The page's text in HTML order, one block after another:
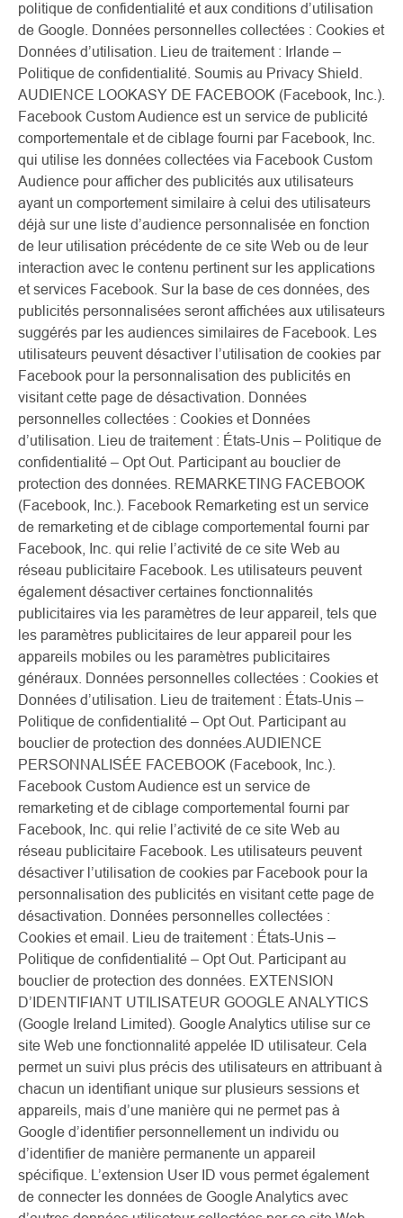
politique de confidentialité et aux conditions d’utilisation
de Google. Données personnelles collectées : Cookies et
Données d’utilisation. Lieu de traitement : Irlande –
Politique de confidentialité. Soumis au Privacy Shield.
AUDIENCE LOOKASY DE FACEBOOK (Facebook, Inc.).
Facebook Custom Audience est un service de publicité
comportementale et de ciblage fourni par Facebook, Inc.
qui utilise les données collectées via Facebook Custom
Audience pour afficher des publicités aux utilisateurs
ayant un comportement similaire à celui des utilisateurs
déjà sur une liste d’audience personnalisée en fonction
de leur utilisation précédente de ce site Web ou de leur
interaction avec le contenu pertinent sur les applications
et services Facebook. Sur la base de ces données, des
publicités personnalisées seront affichées aux utilisateurs
suggérés par les audiences similaires de Facebook. Les
utilisateurs peuvent désactiver l’utilisation de cookies par
Facebook pour la personnalisation des publicités en
visitant cette page de désactivation. Données
personnelles collectées : Cookies et Données
d’utilisation. Lieu de traitement : États-Unis – Politique de
confidentialité – Opt Out. Participant au bouclier de
protection des données. REMARKETING FACEBOOK
(Facebook, Inc.). Facebook Remarketing est un service
de remarketing et de ciblage comportemental fourni par
Facebook, Inc. qui relie l’activité de ce site Web au
réseau publicitaire Facebook. Les utilisateurs peuvent
également désactiver certaines fonctionnalités
publicitaires via les paramètres de leur appareil, tels que
les paramètres publicitaires de leur appareil pour les
appareils mobiles ou les paramètres publicitaires
généraux. Données personnelles collectées : Cookies et
Données d’utilisation. Lieu de traitement : États-Unis –
Politique de confidentialité – Opt Out. Participant au
bouclier de protection des données.AUDIENCE
PERSONNALISÉE FACEBOOK (Facebook, Inc.).
Facebook Custom Audience est un service de
remarketing et de ciblage comportemental fourni par
Facebook, Inc. qui relie l’activité de ce site Web au
réseau publicitaire Facebook. Les utilisateurs peuvent
désactiver l’utilisation de cookies par Facebook pour la
personnalisation des publicités en visitant cette page de
désactivation. Données personnelles collectées :
Cookies et email. Lieu de traitement : États-Unis –
Politique de confidentialité – Opt Out. Participant au
bouclier de protection des données. EXTENSION
D’IDENTIFIANT UTILISATEUR GOOGLE ANALYTICS
(Google Ireland Limited). Google Analytics utilise sur ce
site Web une fonctionnalité appelée ID utilisateur. Cela
permet un suivi plus précis des utilisateurs en attribuant à
chacun un identifiant unique sur plusieurs sessions et
appareils, mais d’une manière qui ne permet pas à
Google d’identifier personnellement un individu ou
d’identifier de manière permanente un appareil
spécifique. L’extension User ID vous permet également
de connecter les données de Google Analytics avec